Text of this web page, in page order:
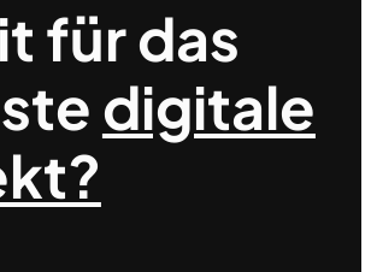
für das
digitale